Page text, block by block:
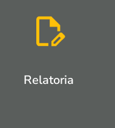
Relatoria